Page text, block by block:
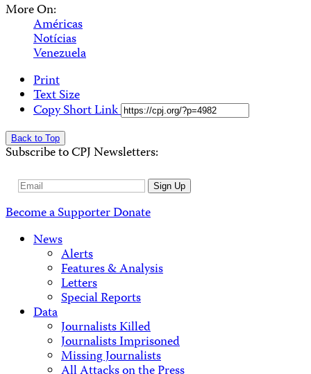
More On:
Américas
Notícias
Venezuela
Print
Text Size
Copy Short Link
Back to Top
Subscribe to CPJ Newsletters:
Email
Sign Up
Become a SupporterDonate
News
Alerts
Features & Analysis
Letters
Special Reports
Data
Journalists Killed
Journalists Imprisoned
Missing Journalists